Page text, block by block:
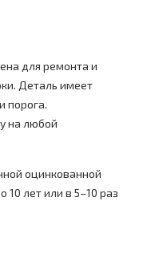
для ремонта и
Деталь имеет
порога.
на любой
оцинкованной
10 лет или в 5–10 раз